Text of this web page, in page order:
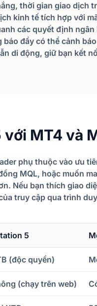
thời gian giao dịch
kinh tế tích hợp với
các quyết định
đẩy có thể cảnh
di động, giữ bạn kết
với MT4 và
phụ thuộc vào ưu
MQL, hoặc muốn
Nếu bạn thích giao
truy cập qua trình
5
(độc quyền)
(chạy trên web)